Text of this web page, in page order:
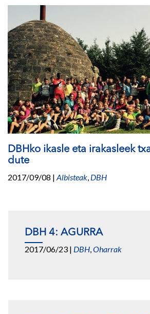
DBHko ikasle eta irakasleek
dute
2017/09/08 | Albisteak, DBH
DBH 4: AGURRA
2017/06/23 | DBH,Oharrak